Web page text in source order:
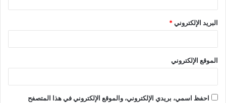
البريد الإلكتروني*
الموقع الإلكتروني
احفظ اسمي، بريدي الإلكتروني، والموقع الإلكتروني في هذا المتصفح